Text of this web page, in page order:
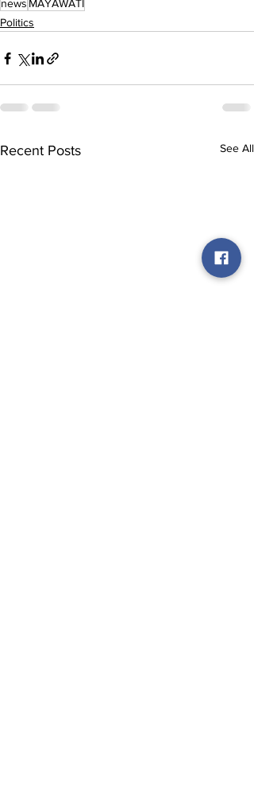
news MAYAWATI
Politics
Recent Posts See All